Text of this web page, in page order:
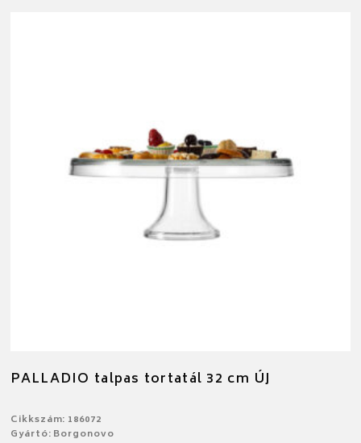
PALLADIO talpas tortatál 32 cm ÚJ
Cikkszám: 186072
Gyártó: Borgonovo